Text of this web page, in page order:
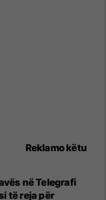
Reklamo këtu
në Telegrafi
të reja për